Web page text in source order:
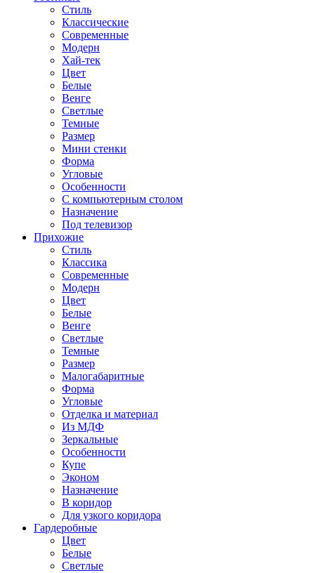
Стиль
Классические
Современные
Модерн
Хай-тек
Цвет
Белые
Венге
Светлые
Темные
Размер
Мини стенки
Форма
Угловые
Особенности
С компьютерным столом
Назначение
Под телевизор
Прихожие
Стиль
Классика
Современные
Модерн
Цвет
Белые
Венге
Светлые
Темные
Размер
Малогабаритные
Форма
Угловые
Отделка и материал
Из МДФ
Зеркальные
Особенности
Купе
Эконом
Назначение
В коридор
Для узкого коридора
Гардеробные
Цвет
Белые
Светлые